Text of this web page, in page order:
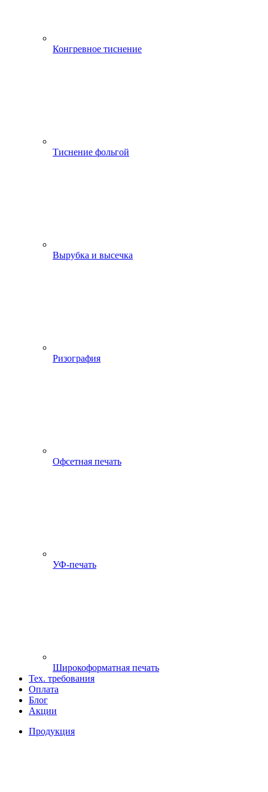
Конгревное тиснение
Тиснение фольгой
Вырубка и высечка
Ризография
Офсетная печать
УФ-печать
Широкоформатная печать
Тех. требования
Оплата
Блог
Акции
Продукция